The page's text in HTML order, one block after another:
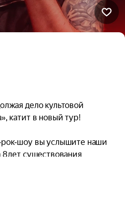
дело культовой
катит в новый тур!
вы услышите наши
лет существования
Газа»!
народ, сегодня с